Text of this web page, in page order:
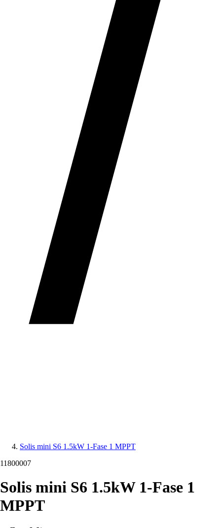
Solis mini S6 1.5kW 1-Fase 1 MPPT
11800007
Solis mini S6 1.5kW 1-Fase 1
MPPT